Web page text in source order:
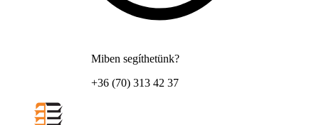
Miben segíthetünk?
+36 (70) 313 42 37